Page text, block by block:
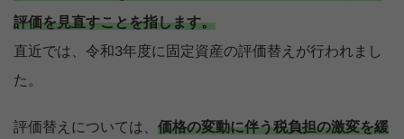
評価を見直すことを指します。
直近では、令和3年度に固定資産の評価替えが行われまし
た。
評価替えについては、 価格の変動に伴う税負担の激変を緩